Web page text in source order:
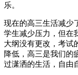
乐。
现在的高三生活减少
学生减少压力，但在
大纲没有更改，考试
降低，高三是我们的
过潇洒的生活，自由